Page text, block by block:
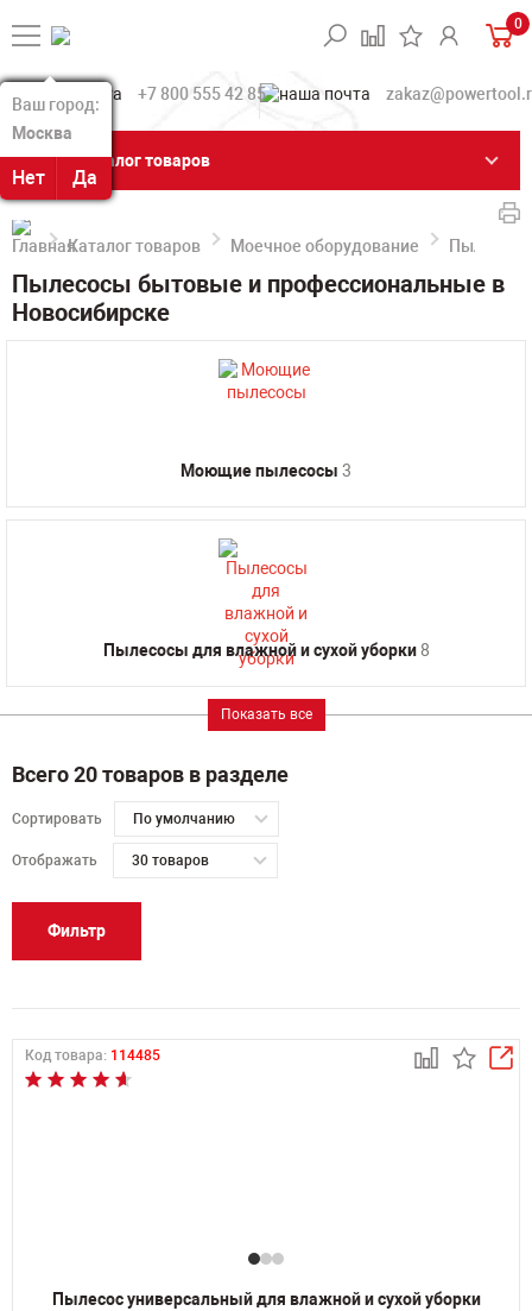
Ваш город:
Москва
Нет Да
Ваш город:
Москва
Нет Да
0
+7 800 555 42 85
Каталог товаров
Каталог товаров Моечное оборудование
Пылесосы бытовые и профессиональные в
Новосибирске
Моющие пылесосы 3
Пылесосы для влажной и сухой уборки 8
Показать все
Всего 20 товаров в разделе
Сортировать По умолчанию
Отображать 30 товаров
Фильтр
Код товара: 114485
Пылесос универсальный для влажной и сухой уборки